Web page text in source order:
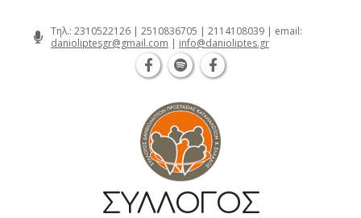
Τηλ.: 2310522126 | 2510836705 | 2114108039 | email:
danioliptesgr@gmail.com | info@danioliptes.gr
ΣΎΛΛΟΓΟΣ